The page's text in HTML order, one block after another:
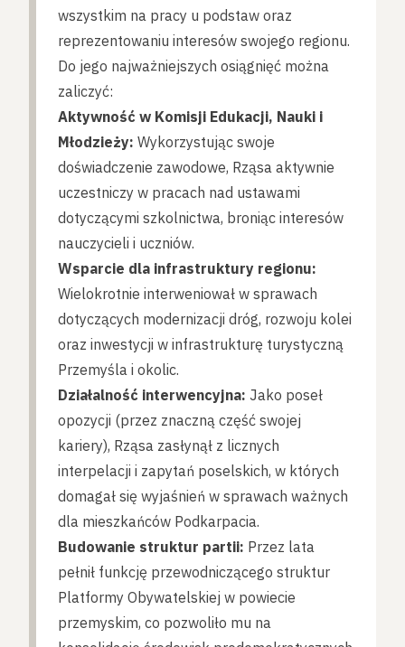
wszystkim na pracy u podstaw oraz
reprezentowaniu interesów swojego regionu.
Do jego najważniejszych osiągnięć można
zaliczyć:
Aktywność w Komisji Edukacji, Nauki i
Młodzieży: Wykorzystując swoje
doświadczenie zawodowe, Rząsa aktywnie
uczestniczy w pracach nad ustawami
dotyczącymi szkolnictwa, broniąc interesów
nauczycieli i uczniów.
Wsparcie dla infrastruktury regionu:
Wielokrotnie interweniował w sprawach
dotyczących modernizacji dróg, rozwoju kolei
oraz inwestycji w infrastrukturę turystyczną
Przemyśla i okolic.
Działalność interwencyjna: Jako poseł
opozycji (przez znaczną część swojej
kariery), Rząsa zasłynął z licznych
interpelacji i zapytań poselskich, w których
domagał się wyjaśnień w sprawach ważnych
dla mieszkańców Podkarpacia.
Budowanie struktur partii: Przez lata
pełnił funkcję przewodniczącego struktur
Platformy Obywatelskiej w powiecie
przemyskim, co pozwoliło mu na